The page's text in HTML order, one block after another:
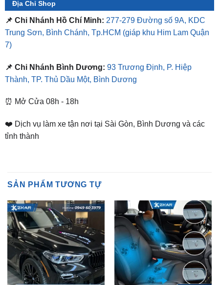
Trung Sơn, Bình Chánh, Tp.HCM
7)
📌 Chi Nhánh Bình Dương:
⏰ Mở Cửa 08h - 18h
❤️ Dịch vụ làm xe tận nơi tại Sài Gòn, Bình Dương và các
GOOGLE SHOPPING MERCEDES